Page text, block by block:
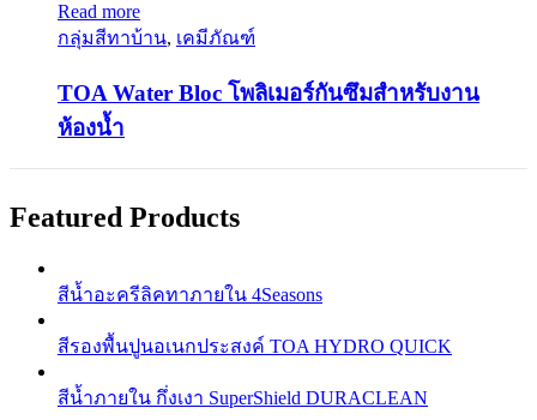
Read more
กลุ่มสีทาบ้าน, เคมีภัณฑ์
TOA Water Bloc โพลิเมอร์กันซึมสำหรับงาน
ห้องน้ำ
Featured Products
สีนํ้าอะครีลิคทาภายใน 4Seasons
สีรองพื้นปูนอเนกประสงค์ TOA HYDRO QUICK
สีน้ำภายใน กึ่งเงา SuperShield DURACLEAN